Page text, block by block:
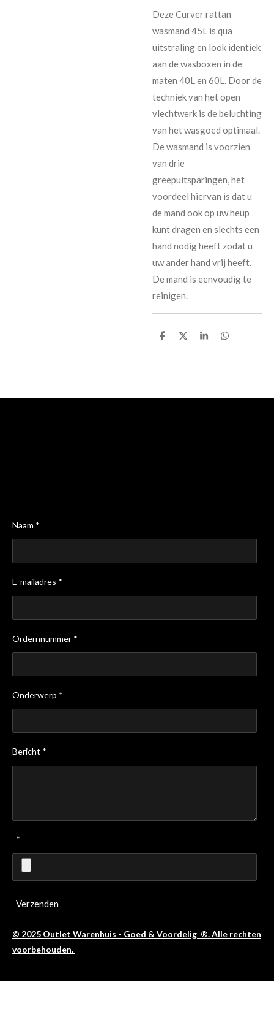
Deze Curver rattan
wasmand 45L is qua
uitstraling en look identiek
aan de wasboxen in de
maten 40L en 60L. Door de
techniek van het open
vlechtwerk is de beluchting
van het wasgoed optimaal.
De wasmand is voorzien
van drie
greepuitsparingen, het
voordeel hiervan is dat u
de mand ook op uw heup
kunt dragen en slechts een
hand nodig heeft zodat u
uw ander hand vrij heeft.
De mand is eenvoudig te
reinigen.
D
D
S
D
Naam *
E-mailadres *
Ordernnummer *
Onderwerp *
Bericht *
*
Verzenden
© 2025 Outlet Warenhuis - Goed & Voordelig ®. Alle rechten
voorbehouden.